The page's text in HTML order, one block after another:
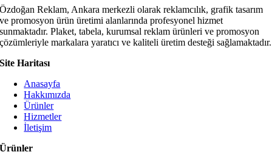
Özdoğan Reklam, Ankara merkezli olarak reklamcılık, grafik tasarım
ve promosyon ürün üretimi alanlarında profesyonel hizmet
sunmaktadır. Plaket, tabela, kurumsal reklam ürünleri ve promosyon
çözümleriyle markalara yaratıcı ve kaliteli üretim desteği sağlamaktadır.
Site Haritası
Anasayfa
Hakkımızda
Ürünler
Hizmetler
İletişim
Ürünler